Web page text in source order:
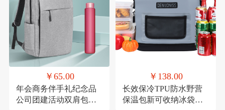
￥65.00
年会商务伴手礼纪念品
公司团建活动双肩包实
￥138.00
长效保冷TPU防水野营
保温包新可收纳冰袋冰